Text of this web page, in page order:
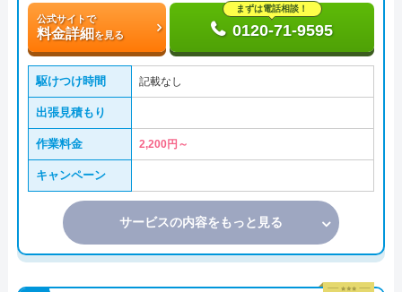
公式サイトで
料金詳細を見る
まずは電話相談！
0120-71-9595
駆けつけ時間 記載なし
出張見積もり
作業料金 2,200円～
キャンペーン
サービスの内容をもっと見る